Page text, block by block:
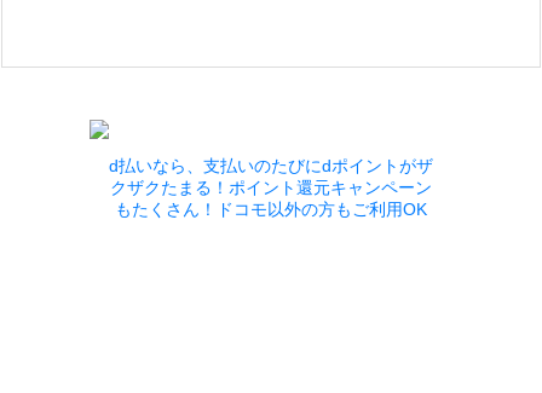
d払いなら、支払いのたびにdポイントがザ
クザクたまる！ポイント還元キャンペーン
もたくさん！ドコモ以外の方もご利用OK